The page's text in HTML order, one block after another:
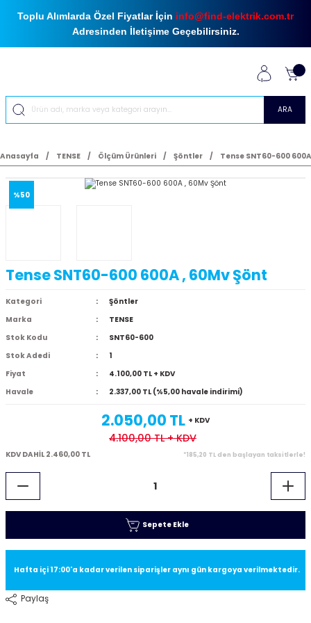
Toplu Alımlarda Özel Fiyatlar İçin info@find-elektrik.com.tr
Adresinden İletişime Geçebilirsiniz.
ARA
Anasayfa TENSE Ölçüm Ürünleri Şöntler Tense SNT60-600
%50
Tense SNT60-600 600A , 60Mv Şönt
Kategori
Şöntler
Marka
TENSE
Stok Kodu
SNT60-600
Stok Adedi
1
Fiyat
4.100,00 TL + KDV
Havale
2.337,00 TL (%5,00 havale indirimi)
2.050,00 TL + KDV
4.100,00 TL+ KDV
KDV DAHİL 2.460,00 TL *185,20 TL den başlayan taksitlerle!
Sepete Ekle
Hafta içi 17:00'a kadar verilen siparişler aynı gün kargoya verilmektedir.
Paylaş